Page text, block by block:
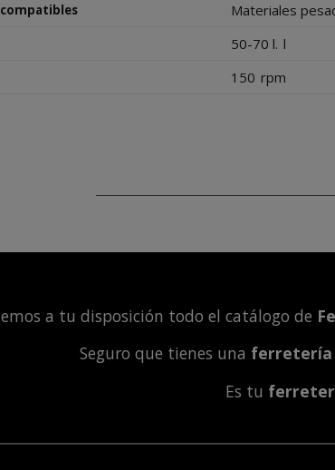
Materiales
50-70 l. l
150 rpm
a tu disposición todo el catálogo de
Seguro que tienes una ferretería
Es tu